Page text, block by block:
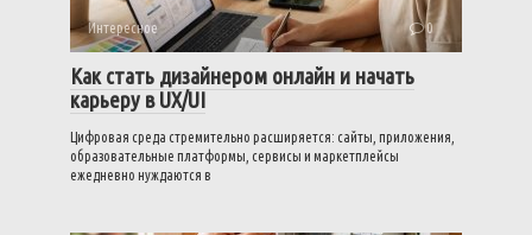
Интересное 0
Как стать дизайнером онлайн и начать
карьеру в UX/UI
Цифровая среда стремительно расширяется: сайты, приложения,
образовательные платформы, сервисы и маркетплейсы
ежедневно нуждаются в